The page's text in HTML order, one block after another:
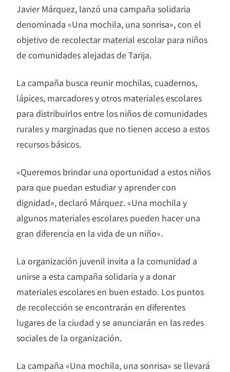
Javier Márquez, lanzó una campaña solidaria
denominada «Una mochila, una sonrisa», con el
objetivo de recolectar material escolar para niños
de comunidades alejadas de Tarija.
La campaña busca reunir mochilas, cuadernos,
lápices, marcadores y otros materiales escolares
para distribuirlos entre los niños de comunidades
rurales y marginadas que no tienen acceso a estos
recursos básicos.
«Queremos brindar una oportunidad a estos niños
para que puedan estudiar y aprender con
dignidad», declaró Márquez. «Una mochila y
algunos materiales escolares pueden hacer una
gran diferencia en la vida de un niño».
La organización juvenil invita a la comunidad a
unirse a esta campaña solidaria y a donar
materiales escolares en buen estado. Los puntos
de recolección se encontrarán en diferentes
lugares de la ciudad y se anunciarán en las redes
sociales de la organización.
La campaña «Una mochila, una sonrisa» se llevará